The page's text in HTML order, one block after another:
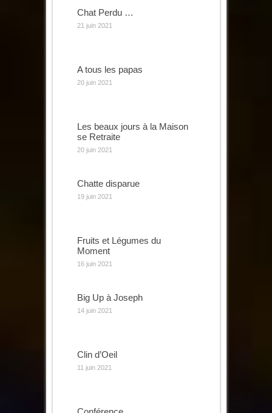
Chat Perdu …
21 juin 2021
A tous les papas
20 juin 2021
Les beaux jours à la Maison
se Retraite
20 juin 2021
Chatte disparue
19 juin 2021
Fruits et Légumes du
Moment
16 juin 2021
Big Up à Joseph
14 juin 2021
Clin d’Oeil
11 juin 2021